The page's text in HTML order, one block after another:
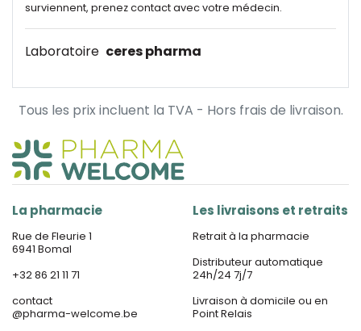
surviennent, prenez contact avec votre médecin.
Laboratoire ceres pharma
Tous les prix incluent la TVA - Hors frais de livraison.
La pharmacie
Rue de Fleurie 1
6941 Bomal
+32 86 21 11 71
contact
@pharma-welcome.be
Les livraisons et retraits
Retrait à la pharmacie
Distributeur automatique
24h/24 7j/7
Livraison à domicile ou en
Point Relais